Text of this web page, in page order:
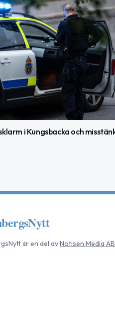
i Kungsbacka och
är en del avNotisen Media AB